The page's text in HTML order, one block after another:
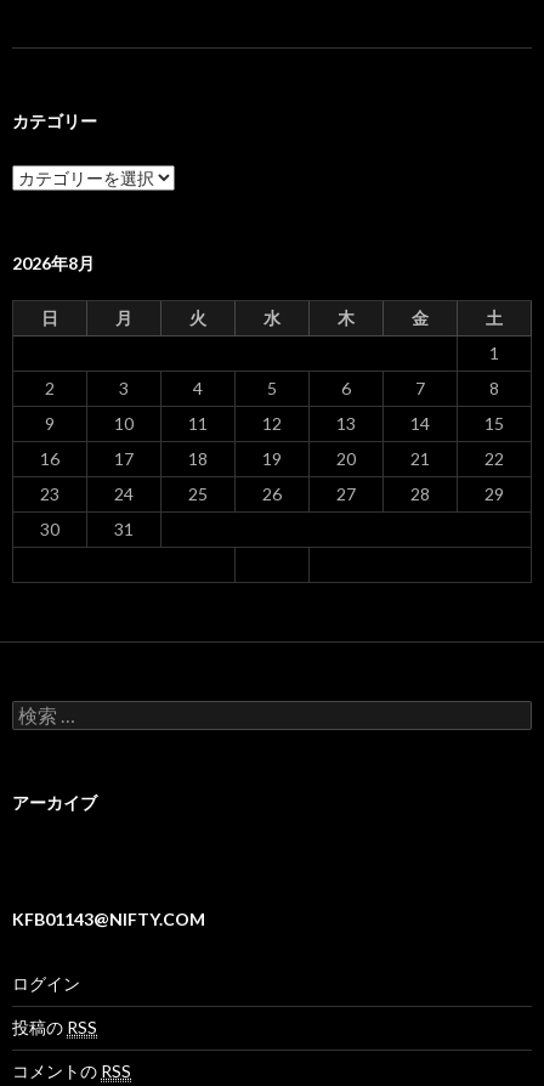
カテゴリー
カ
テ
ー
2026年8月
日 月 火 水 木 金
土
1
2
3 4 5 6 7
8
9
10 11 12 13 14
15
16
17 18 19 20 21
22
23
24 25 26 27 28
29
30
31
検
索
アーカイブ
KFB01143@NIFTY.COM
ログイン
投稿の RSS
コメントの RSS